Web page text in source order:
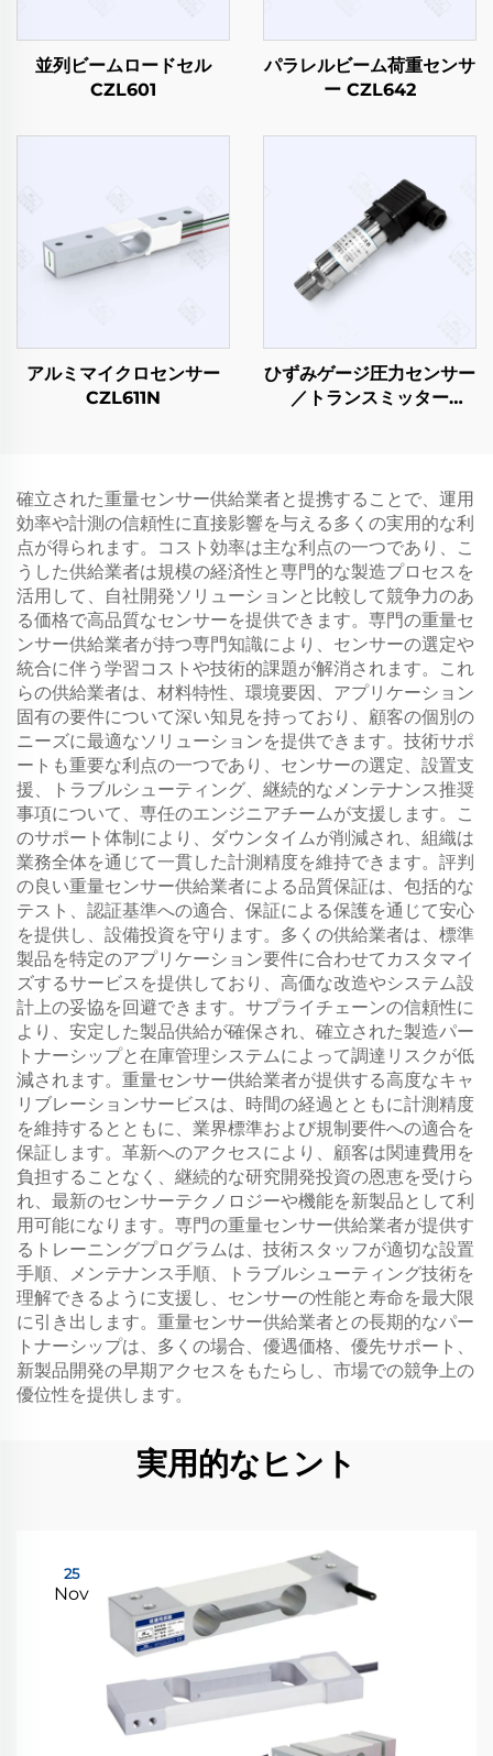
並列ビームロードセル
CZL601
パラレルビーム荷重センサ
ー CZL642
アルミマイクロセンサー
CZL611N
ひずみゲージ圧力センサー
／トランスミッター
確立された重量センサー供給業者と提携することで、運用
効率や計測の信頼性に直接影響を与える多くの実用的な利
点が得られます。コスト効率は主な利点の一つであり、こ
うした供給業者は規模の経済性と専門的な製造プロセスを
活用して、自社開発ソリューションと比較して競争力のあ
る価格で高品質なセンサーを提供できます。専門の重量セ
ンサー供給業者が持つ専門知識により、センサーの選定や
統合に伴う学習コストや技術的課題が解消されます。これ
らの供給業者は、材料特性、環境要因、アプリケーション
固有の要件について深い知見を持っており、顧客の個別の
ニーズに最適なソリューションを提供できます。技術サポ
ートも重要な利点の一つであり、センサーの選定、設置支
援、トラブルシューティング、継続的なメンテナンス推奨
事項について、専任のエンジニアチームが支援します。こ
のサポート体制により、ダウンタイムが削減され、組織は
業務全体を通じて一貫した計測精度を維持できます。評判
の良い重量センサー供給業者による品質保証は、包括的な
テスト、認証基準への適合、保証による保護を通じて安心
を提供し、設備投資を守ります。多くの供給業者は、標準
製品を特定のアプリケーション要件に合わせてカスタマイ
ズするサービスを提供しており、高価な改造やシステム設
計上の妥協を回避できます。サプライチェーンの信頼性に
より、安定した製品供給が確保され、確立された製造パー
トナーシップと在庫管理システムによって調達リスクが低
減されます。重量センサー供給業者が提供する高度なキャ
リブレーションサービスは、時間の経過とともに計測精度
を維持するとともに、業界標準および規制要件への適合を
保証します。革新へのアクセスにより、顧客は関連費用を
負担することなく、継続的な研究開発投資の恩恵を受けら
れ、最新のセンサーテクノロジーや機能を新製品として利
用可能になります。専門の重量センサー供給業者が提供す
るトレーニングプログラムは、技術スタッフが適切な設置
手順、メンテナンス手順、トラブルシューティング技術を
理解できるように支援し、センサーの性能と寿命を最大限
に引き出します。重量センサー供給業者との長期的なパー
トナーシップは、多くの場合、優遇価格、優先サポート、
新製品開発の早期アクセスをもたらし、市場での競争上の
優位性を提供します。
実用的なヒント
25
Nov